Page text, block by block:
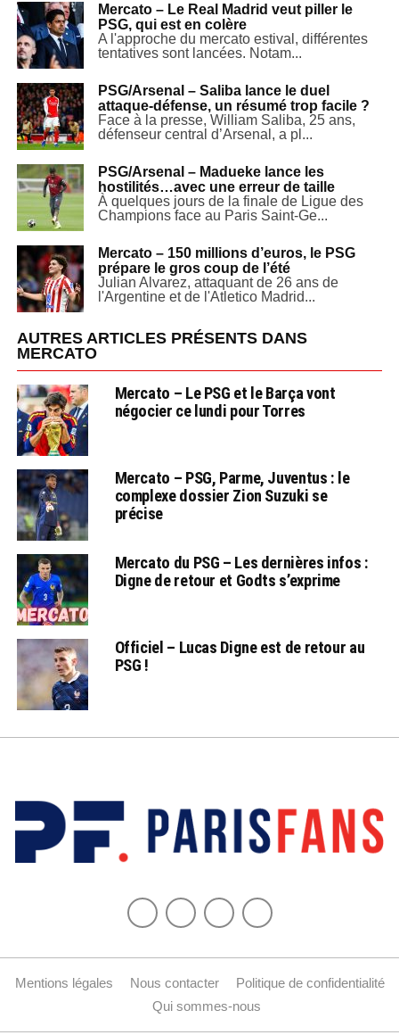
Mercato – Le Real Madrid veut piller le
PSG, qui est en colère
A l'approche du mercato estival, différentes
tentatives sont lancées. Notam...
PSG/Arsenal – Saliba lance le duel
attaque-défense, un résumé trop facile ?
Face à la presse, William Saliba, 25 ans,
défenseur central d’Arsenal, a pl...
PSG/Arsenal – Madueke lance les
hostilités…avec une erreur de taille
À quelques jours de la finale de Ligue des
Champions face au Paris Saint-Ge...
Mercato – 150 millions d’euros, le PSG
prépare le gros coup de l’été
Julian Alvarez, attaquant de 26 ans de
l'Argentine et de l'Atletico Madrid...
AUTRES ARTICLES PRÉSENTS DANS
MERCATO
Mercato – Le PSG et le Barça vont
négocier ce lundi pour Torres
Mercato – PSG, Parme, Juventus : le
complexe dossier Zion Suzuki se
précise
Mercato du PSG – Les dernières infos :
Digne de retour et Godts s’exprime
Officiel – Lucas Digne est de retour au
PSG !
Mentions légales Nous contacter
Politique de confidentialité
Qui sommes-nous